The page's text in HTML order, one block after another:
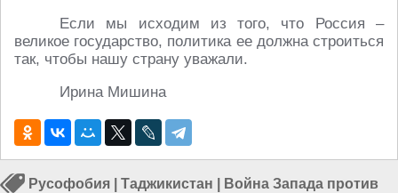
Если мы исходим из того, что Россия –
великое государство, политика ее должна строиться
так, чтобы нашу страну уважали.
Ирина Мишина
Русофобия Таджикистан
Война Запада против